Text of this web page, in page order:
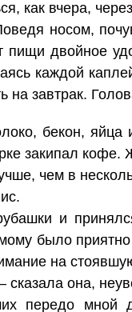
как вчера,
носом,
пищи двойное
каждой
на завтрак.
бекон, яйца
закипал
чем в
и
было приятно
на
она,
передо мной